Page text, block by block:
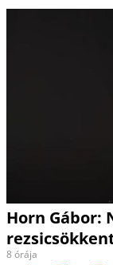
Horn Gábor:
8 órája